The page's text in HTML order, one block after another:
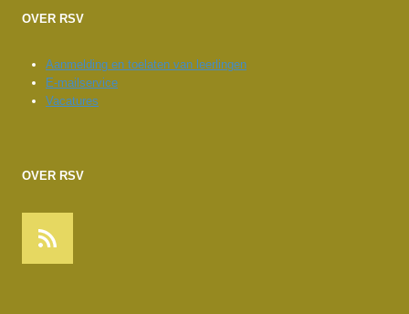
OVER RSV
Aanmelding en toelaten van leerlingen
E-mailservice
Vacatures
OVER RSV
RSS feed